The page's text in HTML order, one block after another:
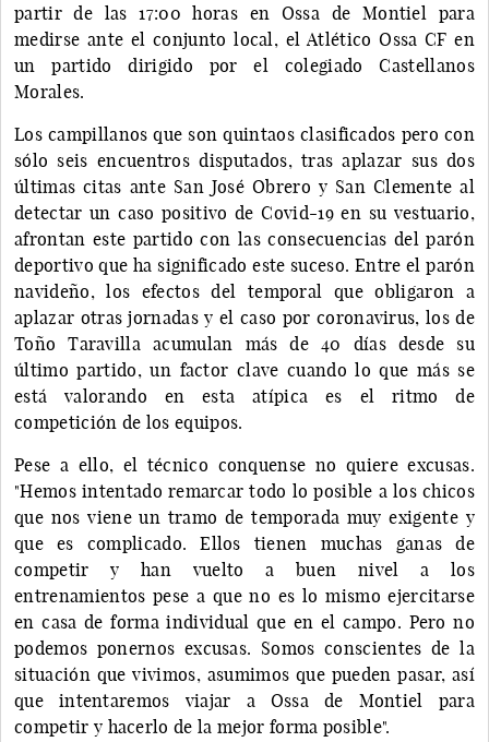
partir de las 17:00 horas en Ossa de Montiel para
medirse ante el conjunto local, el Atlético Ossa CF en
un partido dirigido por el colegiado Castellanos
Morales.
Los campillanos que son quintaos clasificados pero con
sólo seis encuentros disputados, tras aplazar sus dos
últimas citas ante San José Obrero y San Clemente al
detectar un caso positivo de Covid-19 en su vestuario,
afrontan este partido con las consecuencias del parón
deportivo que ha significado este suceso. Entre el parón
navideño, los efectos del temporal que obligaron a
aplazar otras jornadas y el caso por coronavirus, los de
Toño Taravilla acumulan más de 40 días desde su
último partido, un factor clave cuando lo que más se
está valorando en esta atípica es el ritmo de
competición de los equipos.
Pese a ello, el técnico conquense no quiere excusas.
"Hemos intentado remarcar todo lo posible a los chicos
que nos viene un tramo de temporada muy exigente y
que es complicado. Ellos tienen muchas ganas de
competir y han vuelto a buen nivel a los
entrenamientos pese a que no es lo mismo ejercitarse
en casa de forma individual que en el campo. Pero no
podemos ponernos excusas. Somos conscientes de la
situación que vivimos, asumimos que pueden pasar, así
que intentaremos viajar a Ossa de Montiel para
competir y hacerlo de la mejor forma posible".